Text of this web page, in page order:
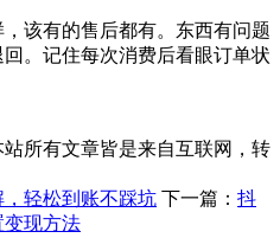
该有的售后都有。东西有问题
。记住每次消费后看眼订单状
所有文章皆是来自互联网，转
轻松到账不踩坑 下一篇： 抖
变现方法